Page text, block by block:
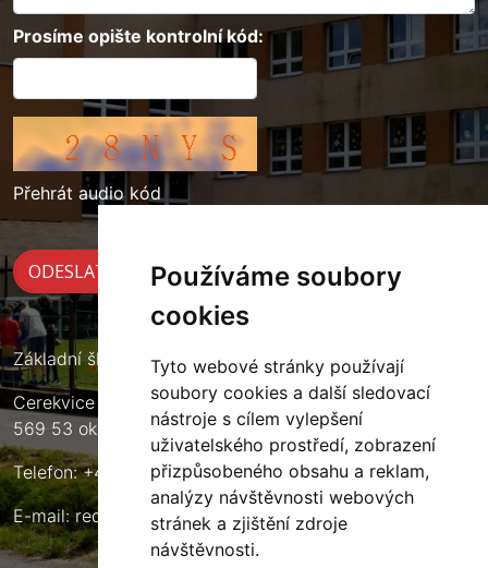
Používáme soubory
cookies
Tyto webové stránky používají
soubory cookies a další sledovací
nástroje s cílem vylepšení
uživatelského prostředí, zobrazení
přizpůsobeného obsahu a reklam,
analýzy návštěvnosti webových
stránek a zjištění zdroje
návštěvnosti.
Prosíme opište kontrolní kód:
Přehrát audio kód
Základní škola Cerekvice nad Loučnou
Cerekvice nad Loučnou 135
569 53 okres Svitavy
Telefon: +420 461 633 140
E-mail:reditel@zscerekvice.cz